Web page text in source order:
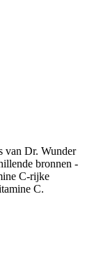
van Dr. Wunder
bronnen -
C-rijke
C.